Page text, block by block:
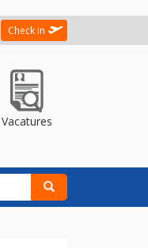
Check in
Vacatures